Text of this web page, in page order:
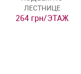
ЛЕСТНИЦЕ
264 грн/ЭТАЖ